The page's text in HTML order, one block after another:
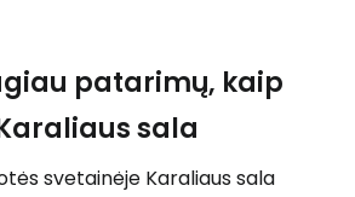
patarimų, kaip
sala
svetainėje Karaliaus sala